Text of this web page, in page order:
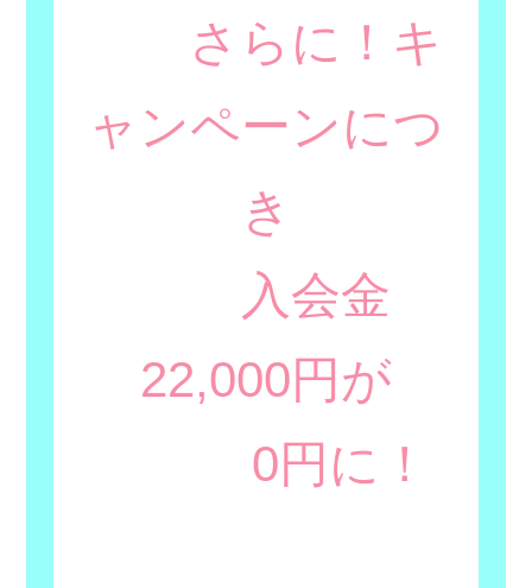
さらに！キ
ャンペーンにつ
き
入会金
22,000円が
0円に！